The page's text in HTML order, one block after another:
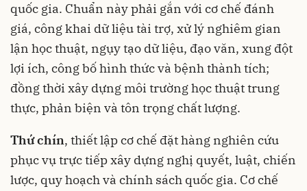
quốc gia. Chuẩn này phải gắn với cơ chế đánh
giá, công khai dữ liệu tài trợ, xử lý nghiêm gian
lận học thuật, ngụy tạo dữ liệu, đạo văn, xung đột
lợi ích, công bố hình thức và bệnh thành tích;
đồng thời xây dựng môi trường học thuật trung
thực, phản biện và tôn trọng chất lượng.
Thứ chín, thiết lập cơ chế đặt hàng nghiên cứu
phục vụ trực tiếp xây dựng nghị quyết, luật, chiến
lược, quy hoạch và chính sách quốc gia. Cơ chế